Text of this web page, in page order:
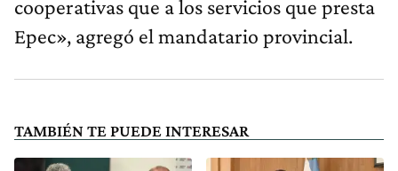
cooperativas que a los servicios que presta
Epec», agregó el mandatario provincial.
TAMBIÉN TE PUEDE INTERESAR